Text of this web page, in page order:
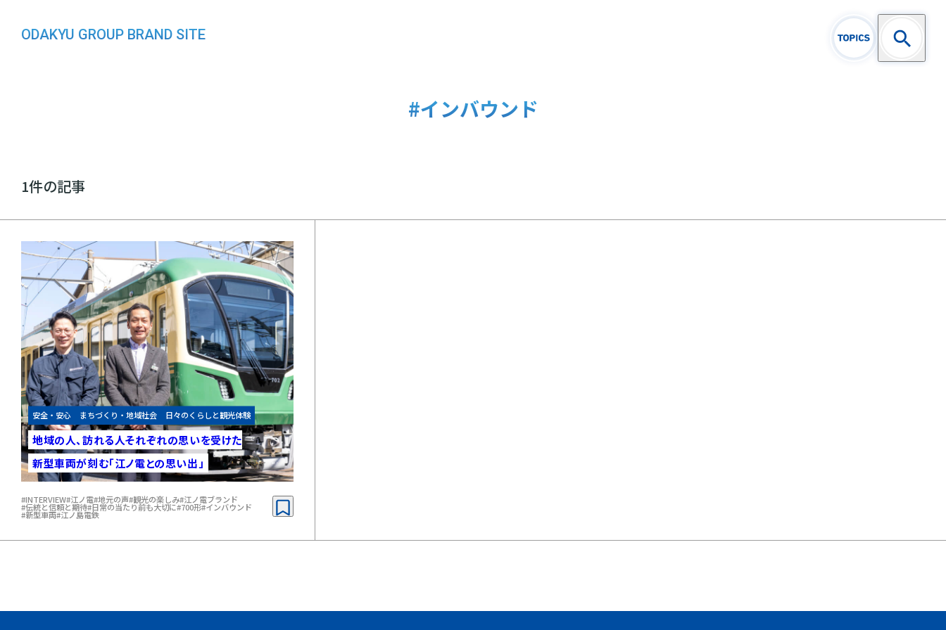
ODAKYU GROUP BRAND SITE
#インバウンド
1件の記事
安全・安心 まちづくり・地域社会 日々のくらしと観光体験
地域の人、訪れる人それぞれの思いを受けた
新型車両が刻む「江ノ電との思い出」
#INTERVIEW#江ノ電#地元の声#観光の楽しみ#江ノ電ブランド
#伝統と信頼と期待#日常の当たり前も大切に#700形#インバウンド
#新型車両#江ノ島電鉄